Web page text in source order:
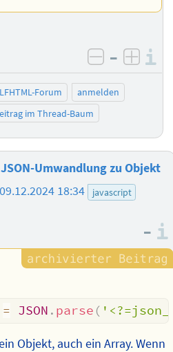
negativ
–
Forum
anmelden
im Thread-Baum
Umwandlung zu Objekt
09.12.2024 18:34
javascript
–
= JSON . parse (
Objekt, auch ein Array. Wenn